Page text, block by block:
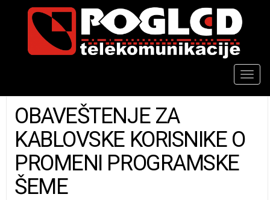
OBAVEŠTENJE ZA
KABLOVSKE KORISNIKE O
PROMENI PROGRAMSKE
ŠEME